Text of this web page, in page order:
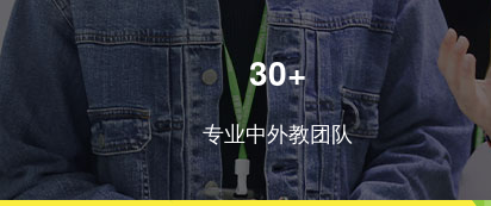
30+
专业中外教团队